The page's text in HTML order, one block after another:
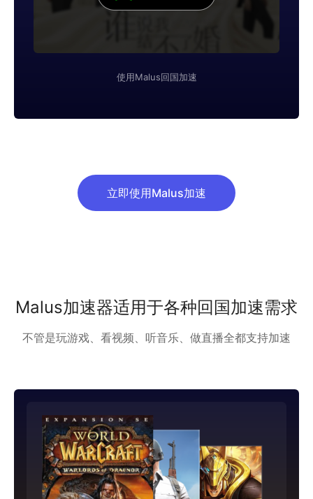
使用Malus回国加速
立即使用Malus加速
Malus加速器适用于各种回国加速需求
不管是玩游戏、看视频、听音乐、做直播全都支持加速